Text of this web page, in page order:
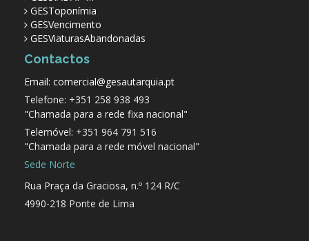
GESToponímia
GESVencimento
GESViaturasAbandonadas
Contactos
Email: comercial@gesautarquia.pt
Telefone: +351 258 938 493
"Chamada para a rede fixa nacional"
Telemóvel: +351 964 791 516
"Chamada para a rede móvel nacional"
Sede Norte
Rua Praça da Graciosa, n.º 124 R/C
4990-218 Ponte de Lima